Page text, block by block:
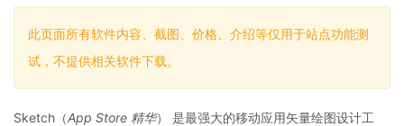
此页面所有软件内容、截图、价格、介绍等仅用于站点功能测
试，不提供相关软件下载。
Sketch（App Store 精华） 是最强大的移动应用矢量绘图设计工